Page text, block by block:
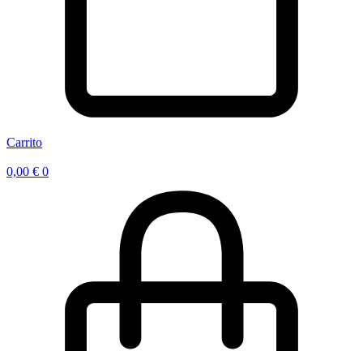
Carrito
0,00 € 0